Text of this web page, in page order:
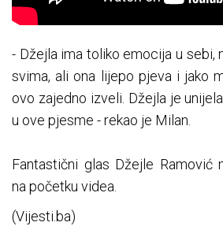
- Džejla ima toliko emocija u sebi,
svima, ali ona lijepo pjeva i jako
ovo zajedno izveli. Džejla je
u ove pjesme - rekao je Milan.
Fantastični glas Džejle Ramović
na početku videa.
(Vijesti.ba)